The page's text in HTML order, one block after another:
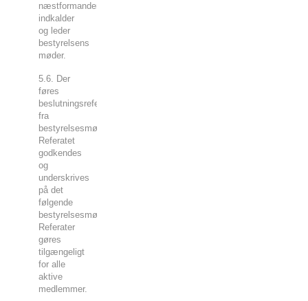
næstformanden
indkalder
og leder
bestyrelsens
møder.
5.6. Der
føres
beslutningsreferat
fra
bestyrelsesmøderne.
Referatet
godkendes
og
underskrives
på det
følgende
bestyrelsesmøde.
Referater
gøres
tilgængeligt
for alle
aktive
medlemmer.